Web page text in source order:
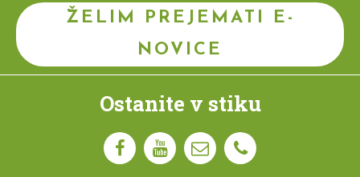
ŽELIM PREJEMATI E-
NOVICE
Ostanite v stiku